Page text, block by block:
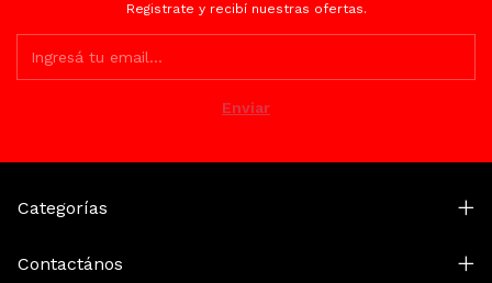
Registrate y recibí nuestras ofertas.
Categorías
Contactános